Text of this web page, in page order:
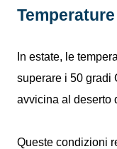
In estate, le
superare i 50 gradi
avvicina al deserto
Queste condizioni